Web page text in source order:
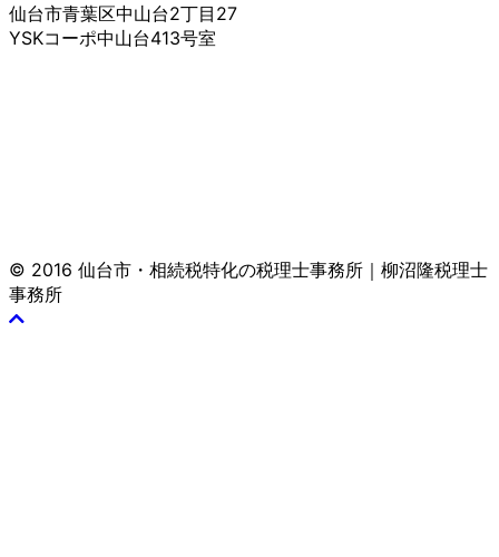
仙台市青葉区中山台2丁目27
YSKコーポ中山台413号室
© 2016 仙台市・相続税特化の税理士事務所｜柳沼隆税理士
事務所
Scroll